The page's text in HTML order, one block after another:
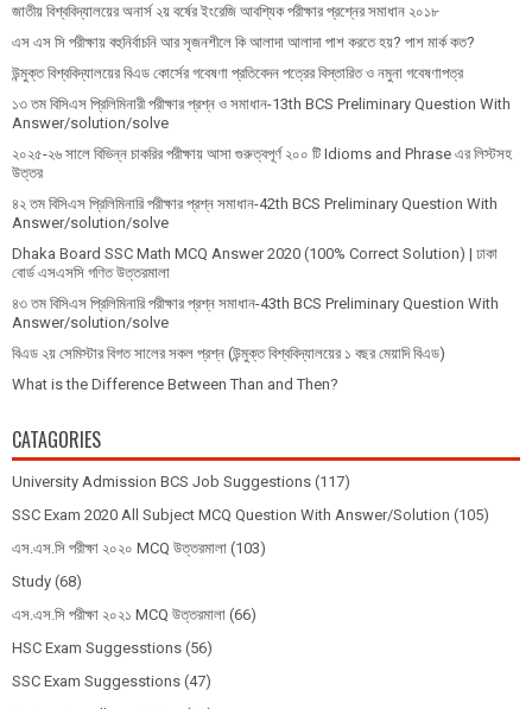
জাতীয় বিশ্ববিদ্যালয়ের অনার্স ২য় বর্ষের ইংরেজি আবশ্যিক পরীক্ষার প্রশ্নের সমাধান ২০১৮
এস এস সি পরীক্ষায় বহুনির্বাচনি আর সৃজনশীলে কি আলাদা আলাদা পাশ করতে হয়? পাশ মার্ক কত?
উন্মুক্ত বিশ্ববিদ্যালয়ের বিএড কোর্সের গবেষণা প্রতিবেদন পত্রের বিস্তারিত ও নমুনা গবেষণাপত্র
১৩ তম বিসিএস প্রি‌লি‌মিনারী পরীক্ষার প্রশ্ন ও সমাধান-13th BCS Preliminary Question With
Answer/solution/solve
২০২৫-২৬ সালে বিভিন্ন চাকরির পরীক্ষায় আসা গুরুত্বপূর্ণ ২০০ টি Idioms and Phrase এর লিস্টসহ
উত্তর
৪২ তম বিসিএস প্রিলিমিনারি পরীক্ষার প্রশ্ন সমাধান-42th BCS Preliminary Question With
Answer/solution/solve
Dhaka Board SSC Math MCQ Answer 2020 (100% Correct Solution) | ঢাকা
বোর্ড এসএসসি গণিত উত্তরমালা
৪৩ তম বিসিএস প্রিলিমিনারি পরীক্ষার প্রশ্ন সমাধান-43th BCS Preliminary Question With
Answer/solution/solve
বিএড ২য় সেমিস্টার বিগত সালের সকল প্রশ্ন (উন্মুক্ত বিশ্ববিদ্যালয়ের ১ বছর মেয়াদি বিএড)
What is the Difference Between Than and Then?
CATAGORIES
University Admission BCS Job Suggestions (117)
SSC Exam 2020 All Subject MCQ Question With Answer/Solution (105)
এস.এস.সি পরীক্ষা ২০২০ MCQ উত্তরমালা (103)
Study (68)
এস.এস.সি পরীক্ষা ২০২১ MCQ উত্তরমালা (66)
HSC Exam Suggesstions (56)
SSC Exam Suggesstions (47)